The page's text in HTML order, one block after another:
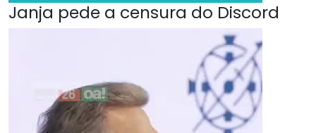
Janja pede a censura do Discord